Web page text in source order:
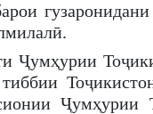
Ҷумҳурии
Ҷумҳурии